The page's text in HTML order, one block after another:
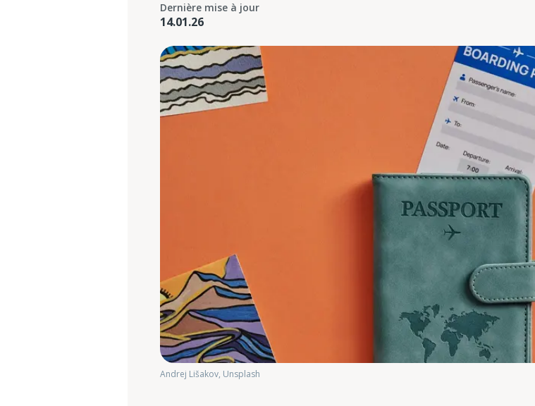
Dernière mise à jour
14.01.26
Andrej Lišakov, Unsplash